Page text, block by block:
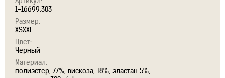
1-16699.303
Размер:
XSXXL
Цвет:
Черный
Материал:
полиэстер, 77%, вискоза, 18%, эластан 5%,